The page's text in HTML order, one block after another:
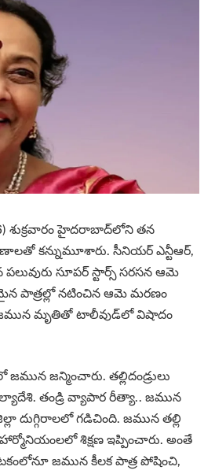
శుక్రవారం హైదరాబాద్‌లోని త‌న
కన్నుమూశారు. సీనియర్ ఎన్టీఆర్,
సూపర్ స్టార్స్‌ సరసన ఆమె
పాత్ర‌ల్లో న‌టించిన ఆమె మ‌ర‌ణం
మృతితో టాలీవుడ్‌లో విషాదం
జన్మించారు. తల్లిదండ్రులు
తండ్రి వ్యాపార రీత్యా.. జమున
దుగ్గిరాలలో గడిచింది. జమున తల్లి
శిక్షణ ఇప్పించారు. అంతే
జమున కీలక పాత్ర పోషించి,